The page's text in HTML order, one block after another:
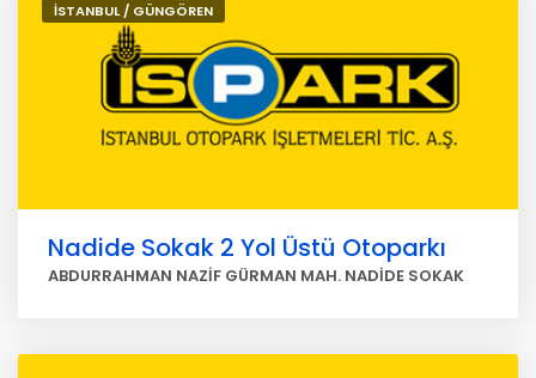
İSTANBUL / GÜNGÖREN
Nadide Sokak 2 Yol Üstü Otoparkı
ABDURRAHMAN NAZİF GÜRMAN MAH. NADİDE SOKAK